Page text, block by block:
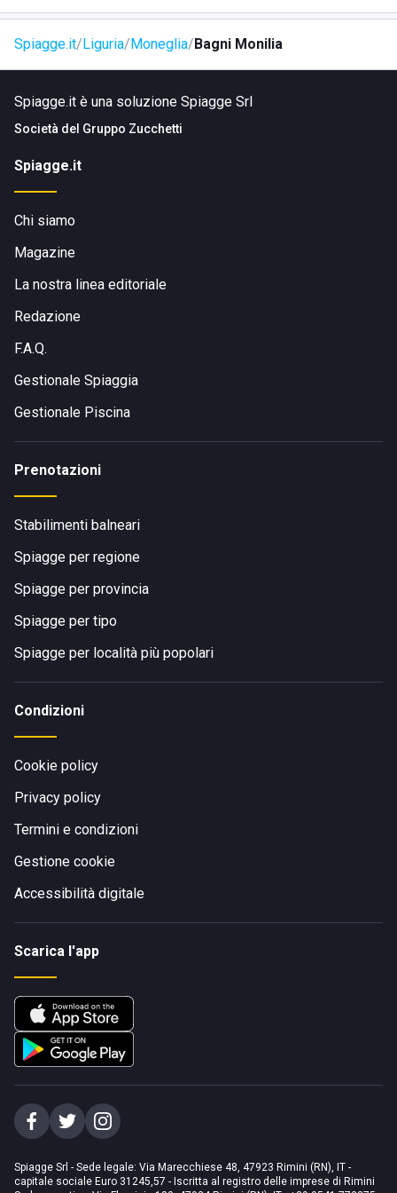
solamente un minuto a piedi. Per raggiungerli basta
camminare sullungomare Dante Alighieri
Spiagge.it Liguria Moneglia Bagni Monilia
Spiagge.it è una soluzione Spiagge Srl
Società del Gruppo Zucchetti
Spiagge.it
Chi siamo
Magazine
La nostra linea editoriale
Redazione
F.A.Q.
Gestionale Spiaggia
Gestionale Piscina
Prenotazioni
Stabilimenti balneari
Spiagge per regione
Spiagge per provincia
Spiagge per tipo
Spiagge per località più popolari
Condizioni
Cookie policy
Privacy policy
Termini e condizioni
Gestione cookie
Accessibilità digitale
Scarica l'app
Spiagge Srl - Sede legale: Via Marecchiese 48, 47923 Rimini (RN), IT -
capitale sociale Euro 31245,57 - Iscritta al registro delle imprese di Rimini